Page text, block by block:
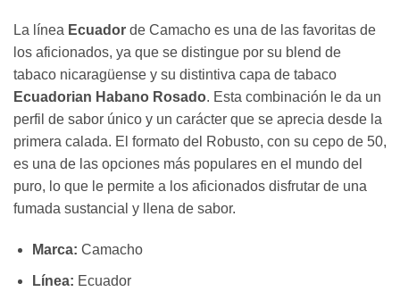
La línea Ecuador de Camacho es una de las favoritas de
los aficionados, ya que se distingue por su blend de
tabaco nicaragüense y su distintiva capa de tabaco
Ecuadorian Habano Rosado. Esta combinación le da un
perfil de sabor único y un carácter que se aprecia desde la
primera calada. El formato del Robusto, con su cepo de 50,
es una de las opciones más populares en el mundo del
puro, lo que le permite a los aficionados disfrutar de una
fumada sustancial y llena de sabor.
Marca: Camacho
Línea: Ecuador